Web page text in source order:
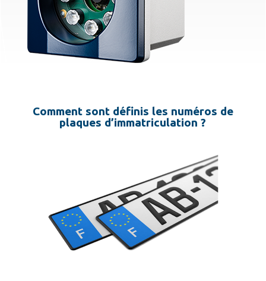
Comment sont définis les numéros de
plaques d’immatriculation ?